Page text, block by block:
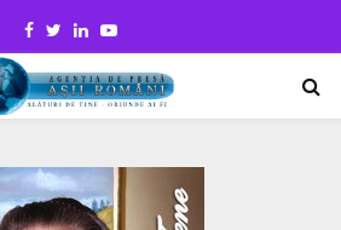
Facebook
TwitterLinkedinYoutube